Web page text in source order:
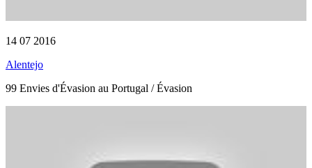
14 07 2016
Alentejo
99 Envies d'Évasion au Portugal / Évasion